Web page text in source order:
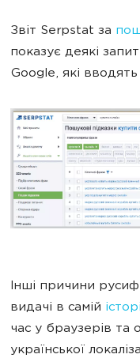
Звіт Serpstat за
показує деякі
Google, які
Інші причини
видачі в самій
час у браузерів та
української